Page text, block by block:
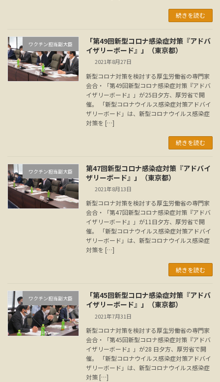
続きを読む
ワクチン担当副大臣
「第49回新型コロナ感染症対策『アドバ
イザリーボード』」（東京都）
2021年8月27日
新型コロナ対策を検討する厚生労働省の専門家
会合・「第49回新型コロナ感染症対策『アドバ
イザリーボード』」が25日夕方、厚労省で開
催。 「新型コロナウイルス感染症対策アドバイ
ザリーボード」は、新型コロナウイルス感染症
対策を […]
続きを読む
ワクチン担当副大臣
第47回新型コロナ感染症対策『アドバイ
ザリーボード』」（東京都）
2021年8月13日
新型コロナ対策を検討する厚生労働省の専門家
会合・「第47回新型コロナ感染症対策『アドバ
イザリーボード』」が11日夕方、厚労省で開
催。 「新型コロナウイルス感染症対策アドバイ
ザリーボード」は、新型コロナウイルス感染症
対策を […]
続きを読む
ワクチン担当副大臣
「第45回新型コロナ感染症対策『アドバ
イザリーボード』」（東京都）
2021年7月31日
新型コロナ対策を検討する厚生労働省の専門家
会合・「第45回新型コロナ感染症対策『アドバ
イザリーボード』」が28 日夕方、厚労省で開
催。 「新型コロナウイルス感染症対策アドバイ
ザリーボード」は、新型コロナウイルス感染症
対策 […]